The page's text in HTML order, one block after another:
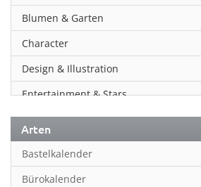
Blumen & Garten
Character
Design & Illustration
Entertainment & Stars
Erotik
Essen & Trinken
Familienplaner
Arten
Bastelkalender
Bürokalender